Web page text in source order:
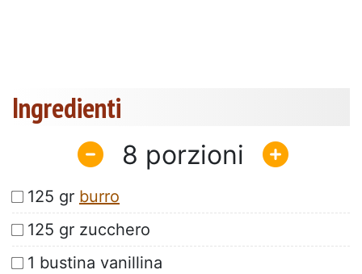
Ingredienti
8
125 gr burro
125 gr zucchero
1 bustina vanillina